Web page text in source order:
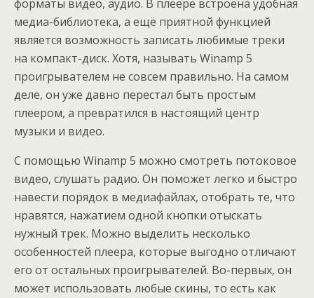
форматы видео, аудио. В плеере встроена удобная
медиа-библиотека, а ещё приятной функцией
является возможность записать любимые треки
на компакт-диск. Хотя, называть Winamp 5
проигрывателем не совсем правильно. На самом
деле, он уже давно перестал быть простым
плеером, а превратился в настоящий центр
музыки и видео.
С помощью Winamp 5 можно смотреть потоковое
видео, слушать радио. Он поможет легко и быстро
навести порядок в медиафайлах, отобрать те, что
нравятся, нажатием одной кнопки отыскать
нужный трек. Можно выделить несколько
особенностей плеера, которые выгодно отличают
его от остальных проигрывателей. Во-первых, он
может использовать любые скины, то есть как